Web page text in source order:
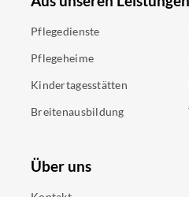
Pflegedienste
Pflegeheime
Kindertagesstätten
Breitenausbildung
Über uns